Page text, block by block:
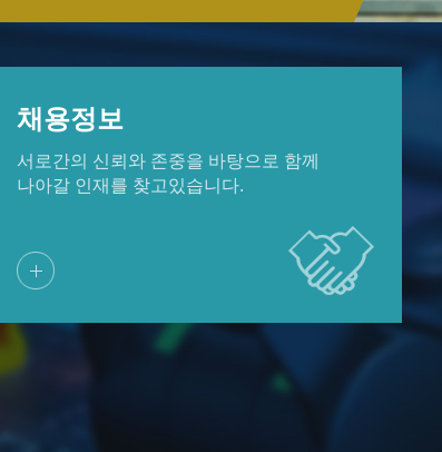
채용정보
서로간의 신뢰와 존중을 바탕으로 함께
나아갈 인재를 찾고있습니다.